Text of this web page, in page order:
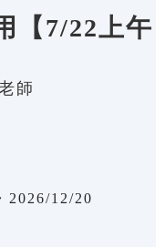
【7/22上午
師
2026/12/20